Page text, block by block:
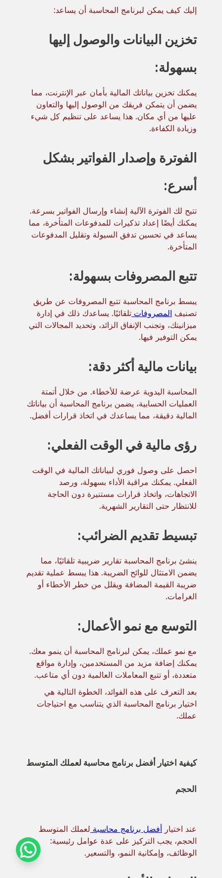
إليك كيف يمكن لبرنامج المحاسبة أن يساعد:
تخزين البيانات والوصول إليها
بسهولة:
يمكنك تخزين بياناتك المالية بأمان عبر الإنترنت، مما
يضمن أن يتمكن فريقك من الوصول إليها والتعاون
عليها من أي مكان. هذا يساعد على تنظيم كل شيء
وزيادة الكفاءة.
الفوترة وإصدار الفواتير بشكل
أسرع:
تتيح لك الفوترة الآلية إنشاء وإرسال الفواتير بسرعة.
يمكنك أيضًا إعداد تذكيرات للمدفوعات المتأخرة، مما
يساعد في تحسين تدفق السيولة وتقليل المدفوعات
المتأخرة.
تتبع المصروفات بسهولة:
يبسط برنامج المحاسبة تتبع المصروفات عن طريق
تصنيف المصروفات تلقائيًا. يساعدك ذلك في إدارة
ميزانيتك، وتجنب الإنفاق الزائد، وتحديد المجالات التي
يمكن التوفير فيها.
بيانات مالية أكثر دقة:
المحاسبة اليدوية عرضة للأخطاء. من خلال أتمتة
العمليات الحسابية، يضمن برنامج المحاسبة أن بياناتك
المالية دقيقة، مما يساعدك في اتخاذ قرارات أفضل.
رؤى مالية في الوقت الفعلي:
احصل على وصول فوري لبياناتك المالية في الوقت
الفعلي. يمكنك مراقبة الأداء بسهولة، ورصد
الاتجاهات، واتخاذ قرارات مستنيرة دون الحاجة
للانتظار حتى التقارير الشهرية.
تبسيط تقديم الضرائب:
ينشئ برنامج المحاسبة تقارير ضريبية تلقائيًا، مما
يضمن الامتثال للوائح الضريبة. هذا يبسط عملية تقديم
ضريبة القيمة المضافة ويقلل من خطر الأخطاء أو
الغرامات.
التوسع مع نمو الأعمال:
مع نمو عملك، يمكن لبرنامج المحاسبة أن ينمو معك.
يمكنك إضافة مزيد من المستخدمين، وإدارة مواقع
متعددة، أو تتبع المعاملات العالمية دون أي متاعب.
بعد التعرف على هذه الفوائد، الخطوة التالية هي
اختيار برنامج المحاسبة الذي يتناسب مع احتياجات
عملك.
كيفية اختيار أفضل برنامج محاسبة لعملك المتوسط
الحجم
عند اختيار أفضل برنامج محاسبة لعملك المتوسط
الحجم، يجب التركيز على عدة عوامل رئيسية:
الوظائف، وإمكانية النمو، والتسعير.